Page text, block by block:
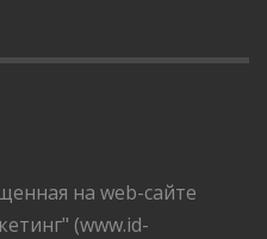
на web-сайте
(www.id-